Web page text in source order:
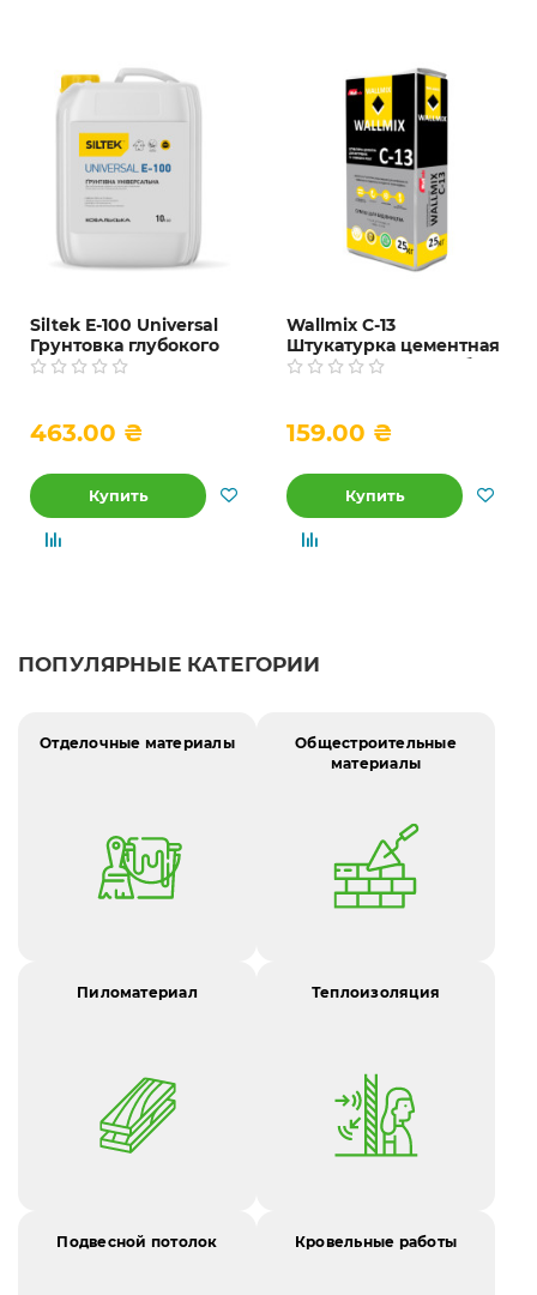
Siltek Е-100 Universal
Грунтовка глубокого
проникновения
463.00 ₴
Купить
Wallmix С-13
Штукатурка цементная
для внутренних работ,
159.00 ₴
Купить
ПОПУЛЯРНЫЕ КАТЕГОРИИ
Отделочные материалы
Общестроительные
материалы
Пиломатериал Теплоизоляция
Подвесной потолок Кровельные работы